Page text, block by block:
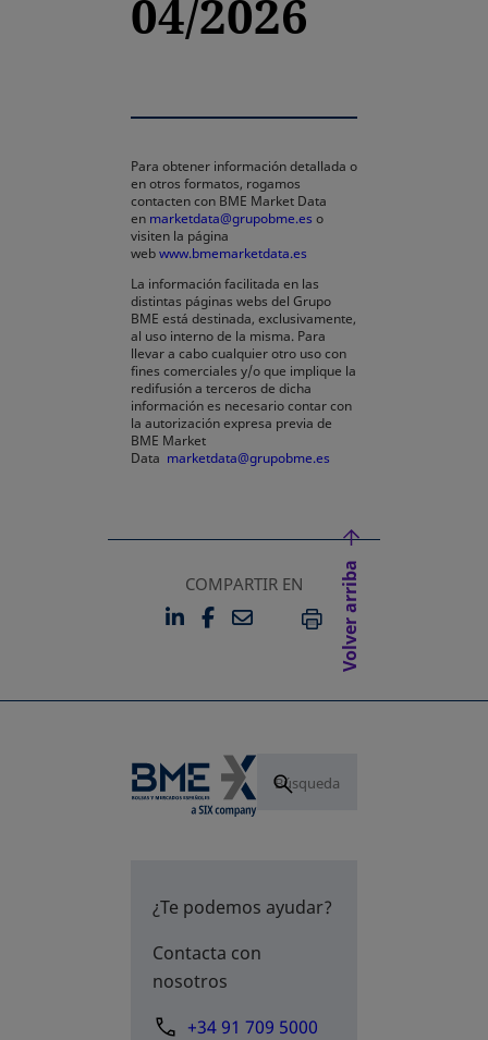
04/2026
Para obtener información detallada o
en otros formatos, rogamos
contacten con BME Market Data
en marketdata@grupobme.es o
visiten la página
webwww.bmemarketdata.es
La información facilitada en las
distintas páginas webs del Grupo
BME está destinada, exclusivamente,
al uso interno de la misma. Para
llevar a cabo cualquier otro uso con
fines comerciales y/o que implique la
redifusión a terceros de dicha
información es necesario contar con
la autorización expresa previa de
BME Market
Data marketdata@grupobme.es
COMPARTIR EN
LINKEDIN
SE ABRE EN UNA PESTAÑA
FACEBOOK
SE ABRE EN UNA
EMAILIMPRIMIR
Volver arriba
¿Te podemos ayudar?
Contacta con
nosotros
+34 91 709 5000